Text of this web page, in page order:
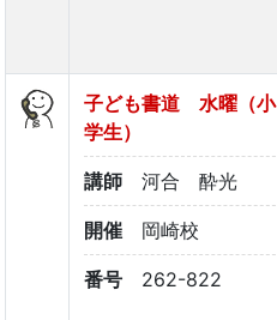
子ども書道 水曜（小
学生）
講師 河合 酔光
開催 岡崎校
番号 262-822